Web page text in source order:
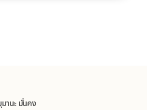
านะ มั่นคง